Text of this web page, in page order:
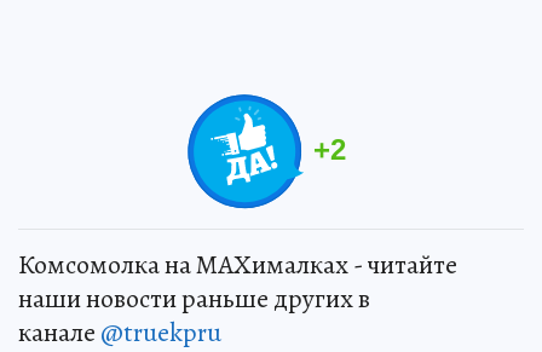
+2
Комсомолка на MAXималках - читайте
наши новости раньше других в
канале @truekpru